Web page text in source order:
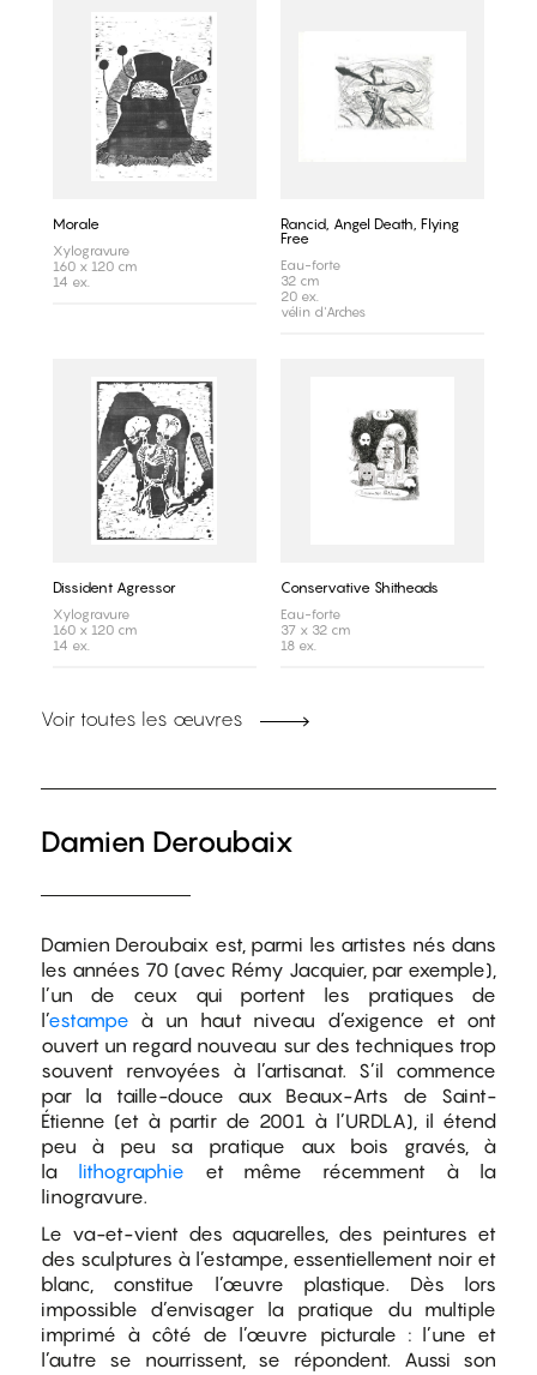
Morale
Xylogravure
160 x 120 cm
14 ex.
Rancid, Angel Death, Flying
Free
Eau-forte
32 cm
20 ex.
vélin d'Arches
Dissident Agressor
Xylogravure
160 x 120 cm
14 ex.
Conservative Shitheads
Eau-forte
37 x 32 cm
18 ex.
Voir toutes les œuvres
Damien Deroubaix
Damien Deroubaix est, parmi les artistes nés dans
les années 70 (avec Rémy Jacquier, par exemple),
l’un de ceux qui portent les pratiques de
l’estampe à un haut niveau d’exigence et ont
ouvert un regard nouveau sur des techniques trop
souvent renvoyées à l’artisanat. S’il commence
par la taille-douce aux Beaux-Arts de Saint-
Étienne (et à partir de 2001 à l’URDLA), il étend
peu à peu sa pratique aux bois gravés, à
la lithographie et même récemment à la
linogravure.
Le va-et-vient des aquarelles, des peintures et
des sculptures à l’estampe, essentiellement noir et
blanc, constitue l’œuvre plastique. Dès lors
impossible d’envisager la pratique du multiple
imprimé à côté de l’œuvre picturale : l’une et
l’autre se nourrissent, se répondent. Aussi son